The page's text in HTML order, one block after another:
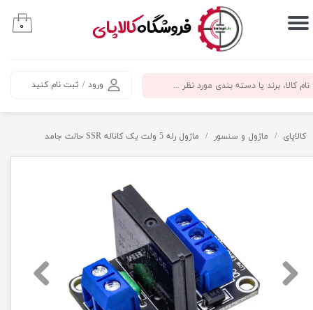
​فروشگاهکالاپای
ورود / ثبت نام کنید
حساب کاربری من
سفارشات
۰
کالاپای ماژول و سنسور ماژول رله 5 ولت یک کاناله SSR حالت جامد